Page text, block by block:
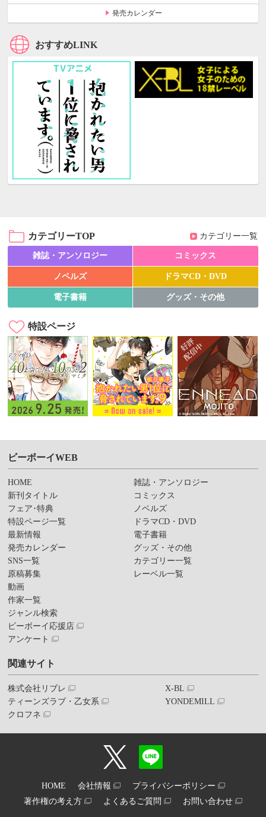
発売カレンダー
おすすめLINK
カテゴリーTOP カテゴリー一覧
雑誌・アンソロジー コミックス
ノベルズ ドラマCD・DVD
電子書籍 グッズ・その他
特設ページ
ビーボーイWEB
HOME
新刊タイトル
フェア･特典
特設ページ一覧
最新情報
発売カレンダー
SNS一覧
原稿募集
動画
作家一覧
ジャンル検索
ビーボーイ応援店
アンケート
雑誌・アンソロジー
コミックス
ノベルズ
ドラマCD・DVD
電子書籍
グッズ・その他
カテゴリー一覧
レーベル一覧
関連サイト
株式会社リブレ
ティーンズラブ・乙女系
クロフネ
X-BL
YONDEMILL
HOME 会社情報
プライバシーポリシー
著作権の考え方
よくあるご質問 お問い合わせ